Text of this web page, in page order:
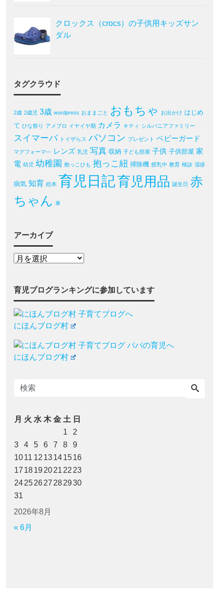
クロックス（crocs）の子供用キッズサン
ダル
タグクラウド
2歳 2歳児 3歳 wordpress おままごと おもちゃ お出かけ はじめ
て ひな祭り アメブロ イヤイヤ期 カメラ キティ シルバニアファミリー
スイマーバ トイザらス パソコン プレゼント ベビーガード
マグフォーマ― レンズ 乳児 写真 収納 子ども部屋 子供 子供部屋 家
電 幼児 幼稚園 抱っこひも 抱っこ紐 掃除機 授乳中 教育 検診 湿疹
病気 知育 絵本 育児日記育児用品 誕生日 赤
ちゃん 車
アーカイブ
育児ブログランキングに参加しています
にほんブログ村
にほんブログ村
2026年8月
月 火 水 木 金 土 日
1
2
3
4 5 6 7 8
9
1011 12 13141516
17 18192021 22 23
24252627 282930
31
« 6月